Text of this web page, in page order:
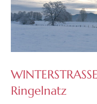
Ringelnatz